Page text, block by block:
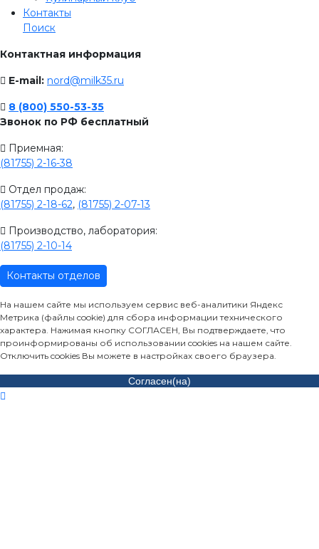
Контакты
Поиск
Контактная информация
E-mail: nord@milk35.ru
8 (800) 550-53-35
Звонок по РФ бесплатный
Приемная:
(81755) 2-16-38
Отдел продаж:
(81755) 2-18-62, (81755) 2-07-13
Производство, лаборатория:
(81755) 2-10-14
Контакты отделов
На нашем сайте мы используем сервис веб-аналитики Яндекс
Метрика (файлы cookie) для сбора информации технического
характера. Нажимая кнопку СОГЛАСЕН, Вы подтверждаете, что
проинформированы об использовании cookies на нашем сайте.
Отключить cookies Вы можете в настройках своего браузера.
Согласен(на)